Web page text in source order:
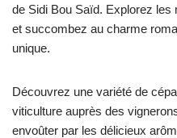
de Sidi Bou Saïd. Explorez
et succombez au charme
unique.
Découvrez une variété de
viticulture auprès des
envoûter par les délicieux